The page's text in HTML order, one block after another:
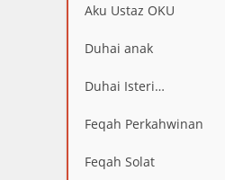
Aku Ustaz OKU
Duhai anak
Duhai Isteri…
Feqah Perkahwinan
Feqah Solat